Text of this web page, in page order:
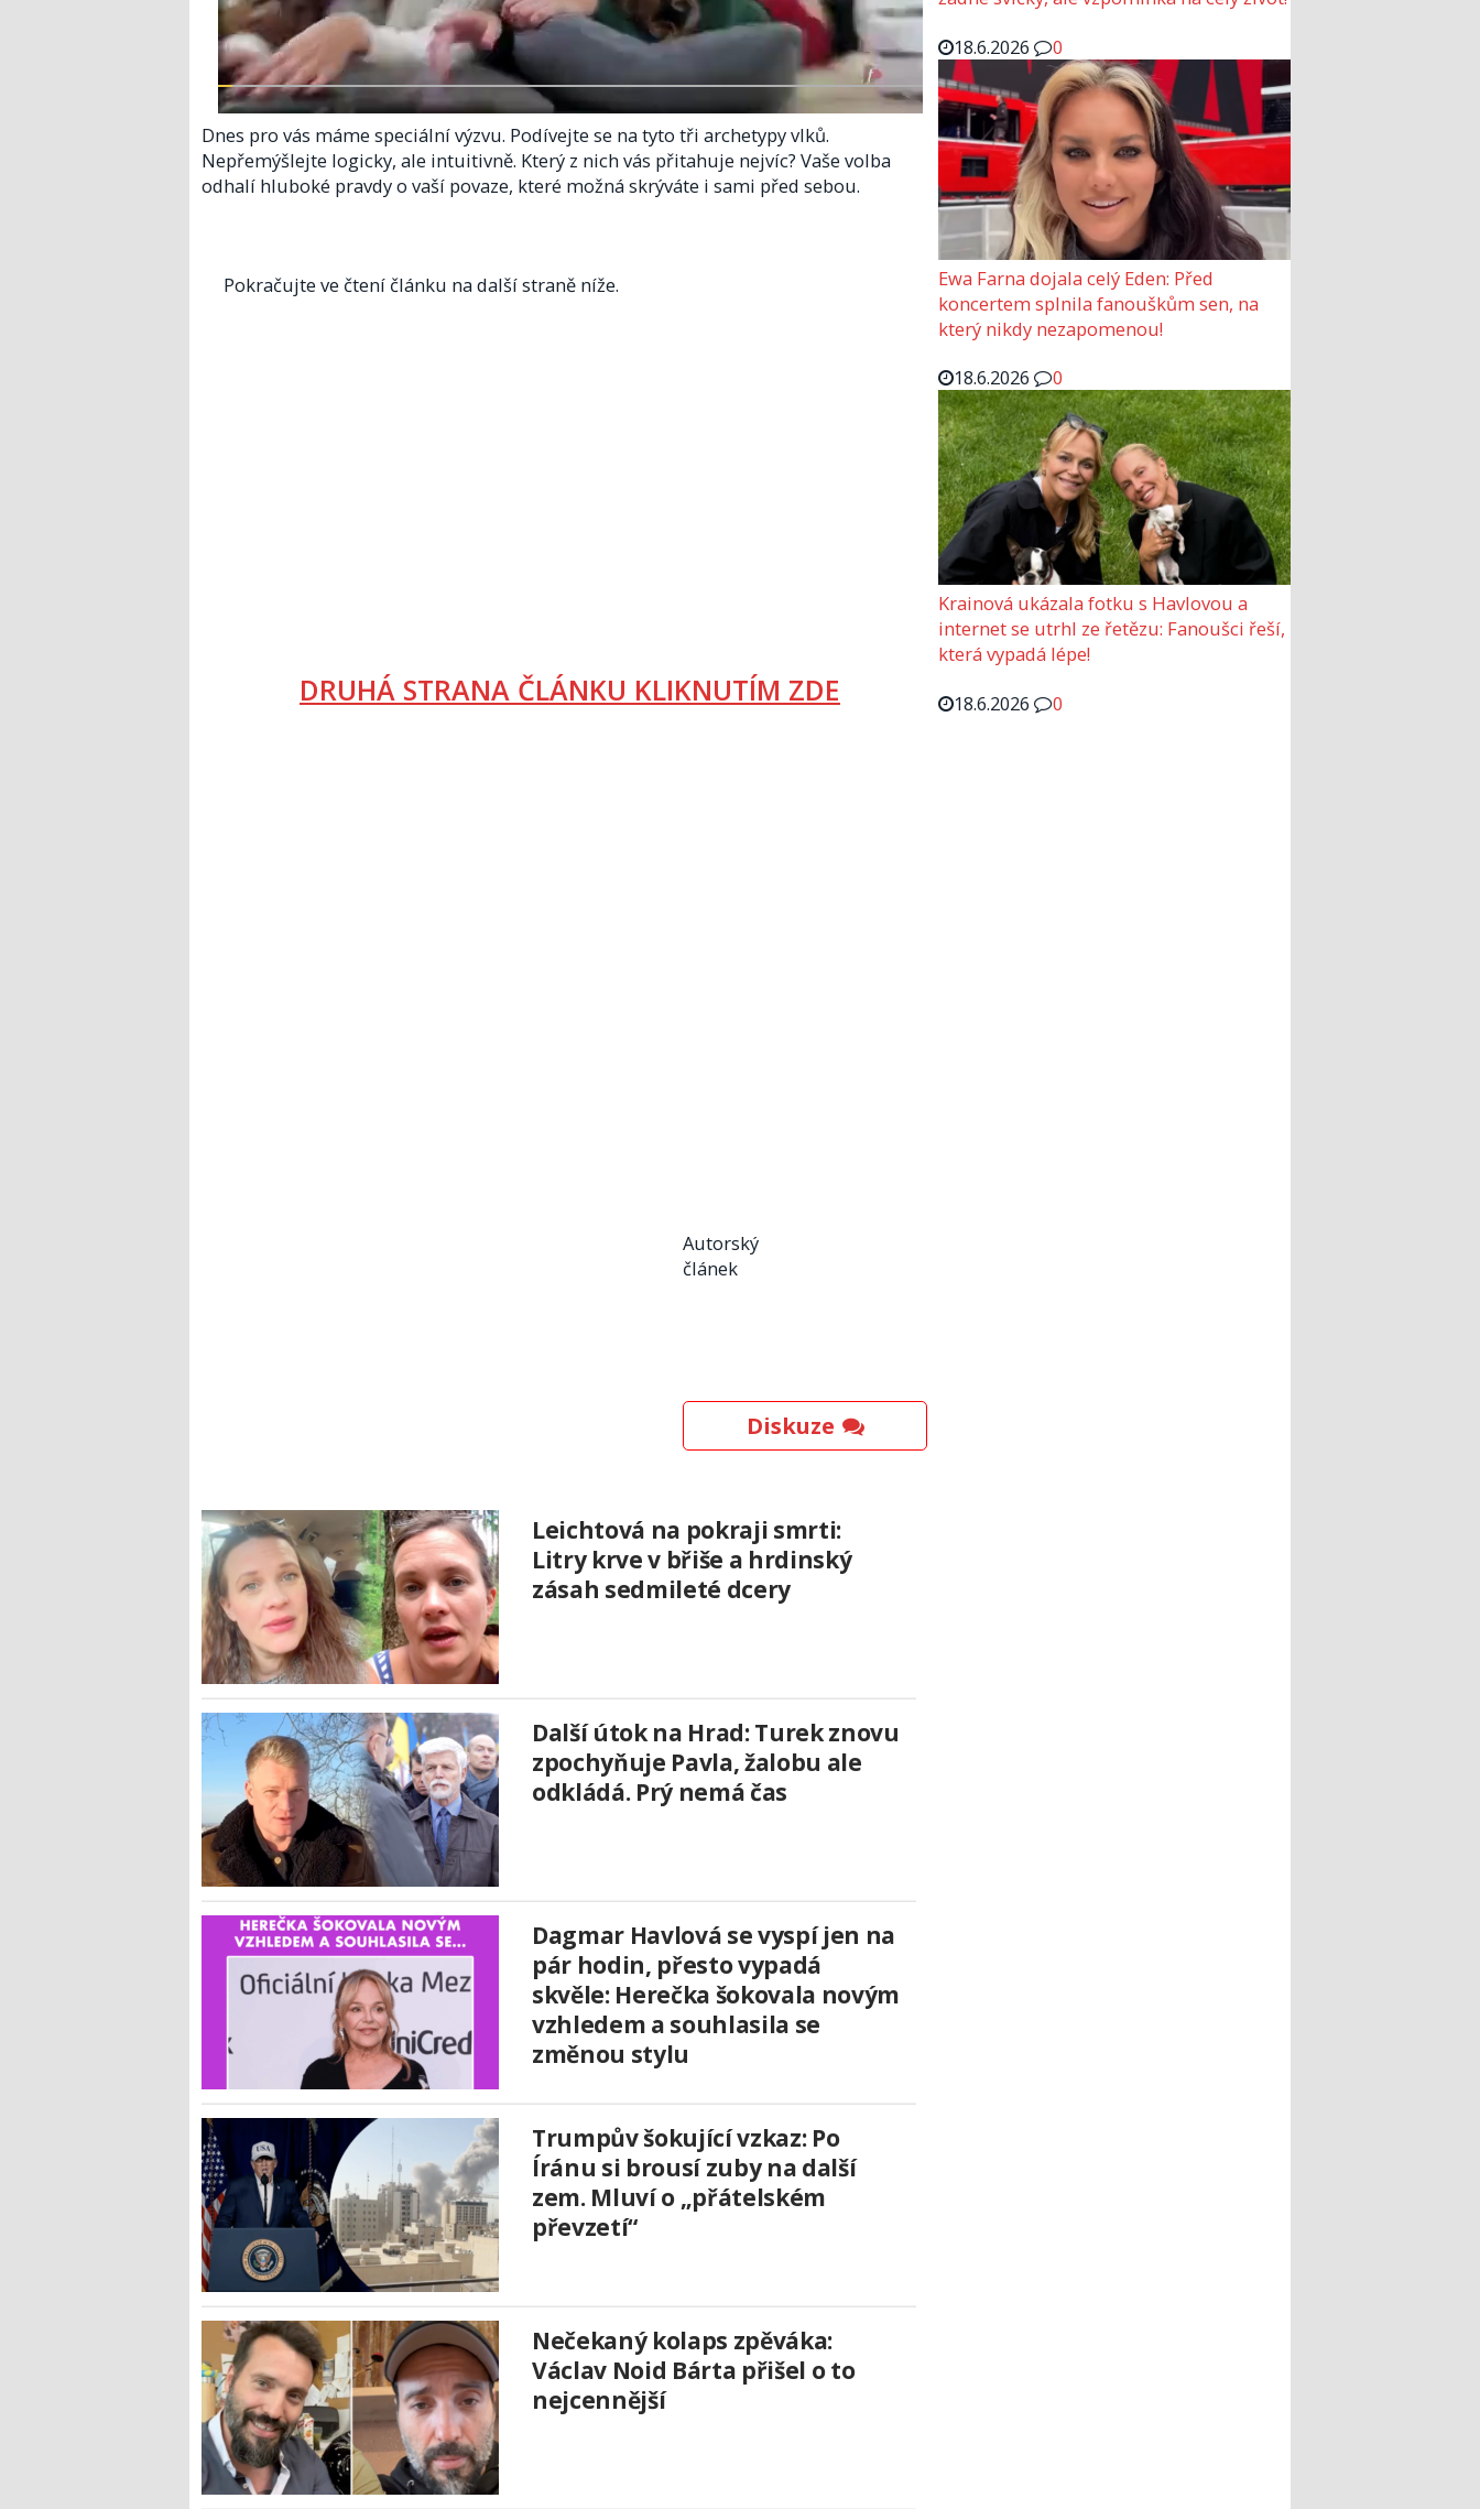
Dnes pro vás máme speciální výzvu. Podívejte se na tyto tři archetypy vlků.
Nepřemýšlejte logicky, ale intuitivně. Který z nich vás přitahuje nejvíc? Vaše volba
odhalí hluboké pravdy o vaší povaze, které možná skrýváte i sami před sebou.
Pokračujte ve čtení článku na další straně níže.
DRUHÁ STRANA ČLÁNKU KLIKNUTÍM ZDE
Autorský
článek
Diskuze
Leichtová na pokraji smrti:
Litry krve v břiše a hrdinský
zásah sedmileté dcery
Další útok na Hrad: Turek znovu
zpochyňuje Pavla, žalobu ale
odkládá. Prý nemá čas
Dagmar Havlová se vyspí jen na
pár hodin, přesto vypadá
skvěle: Herečka šokovala novým
vzhledem a souhlasila se
změnou stylu
Trumpův šokující vzkaz: Po
Íránu si brousí zuby na další
zem. Mluví o „přátelském
převzetí“
Nečekaný kolaps zpěváka:
Václav Noid Bárta přišel o to
nejcennější
18.6.2026
0
Ewa Farna dojala celý Eden: Před
koncertem splnila fanouškům sen, na
který nikdy nezapomenou!
18.6.2026
0
Krainová ukázala fotku s Havlovou a
internet se utrhl ze řetězu: Fanoušci řeší,
která vypadá lépe!
18.6.2026
0